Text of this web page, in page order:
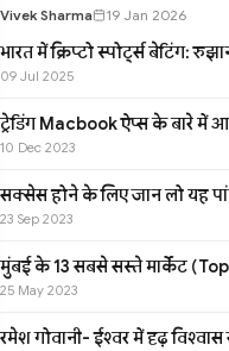
Vivek Sharma 19 Jan 2026
भारत में क्रिप्टो स्पोर्ट्स बेटिंग:
09 Jul 2025
ट्रेडिंग Macbook ऐप्स के बारे में
10 Dec 2023
सक्सेस होने के लिए जान लो यह
23 Sep 2023
मुंबई के 13 सबसे सस्ते मार्केट
25 May 2023
रमेश गोवानी- ईश्वर में दृढ़